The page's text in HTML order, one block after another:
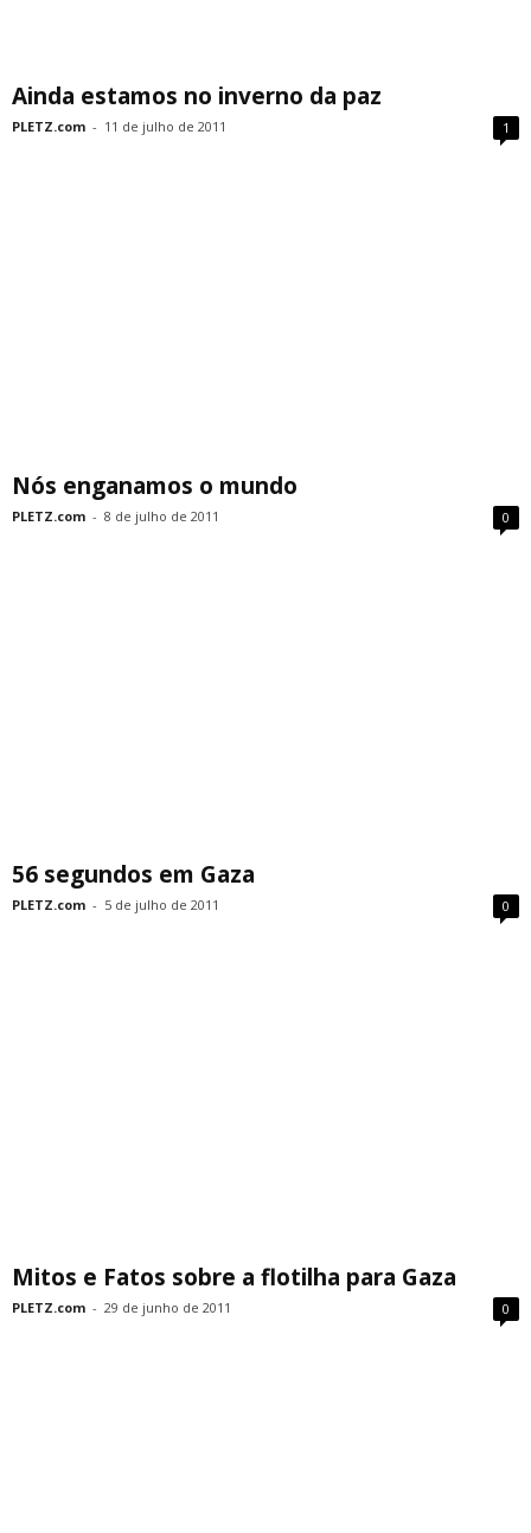
Ainda estamos no inverno da paz
PLETZ.com - 11 de julho de 2011 1
Nós enganamos o mundo
PLETZ.com - 8 de julho de 2011 0
56 segundos em Gaza
PLETZ.com - 5 de julho de 2011 0
Mitos e Fatos sobre a flotilha para Gaza
PLETZ.com - 29 de junho de 2011 0